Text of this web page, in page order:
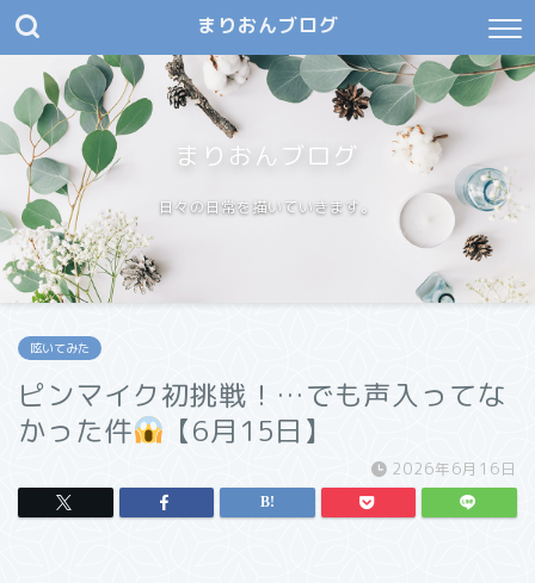
まりおんブログ
まりおんブログ
日々の日常を描いていきます。
呟いてみた
ピンマイク初挑戦！…でも声入ってな
かった件
【6月15日】
2026年6月16日